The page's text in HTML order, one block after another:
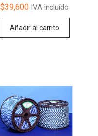
$39,600 IVA incluído
Añadir al carrito